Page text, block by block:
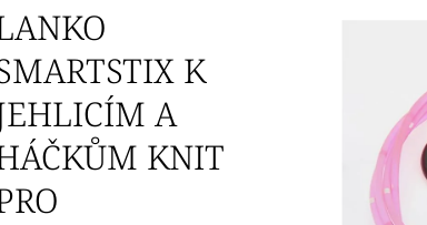
K
A
KNIT
Kč